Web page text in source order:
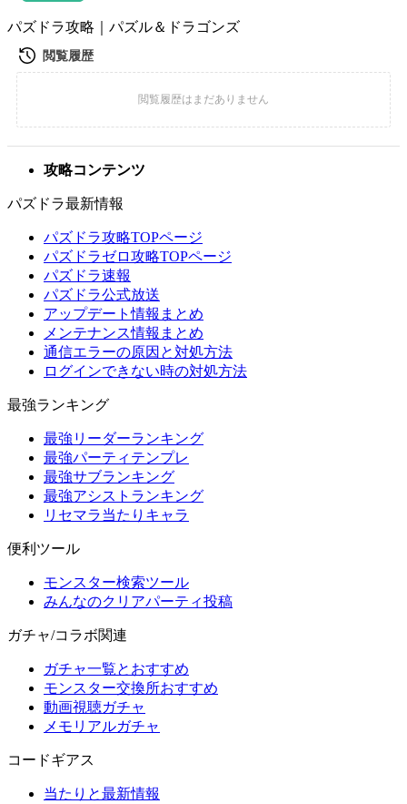
パズドラ攻略｜パズル＆ドラゴンズ
攻略コンテンツ
パズドラ最新情報
パズドラ攻略TOPページ
パズドラゼロ攻略TOPページ
パズドラ速報
パズドラ公式放送
アップデート情報まとめ
メンテナンス情報まとめ
通信エラーの原因と対処方法
ログインできない時の対処方法
最強ランキング
最強リーダーランキング
最強パーティテンプレ
最強サブランキング
最強アシストランキング
リセマラ当たりキャラ
便利ツール
モンスター検索ツール
みんなのクリアパーティ投稿
ガチャ/コラボ関連
ガチャ一覧とおすすめ
モンスター交換所おすすめ
動画視聴ガチャ
メモリアルガチャ
コードギアス
当たりと最新情報